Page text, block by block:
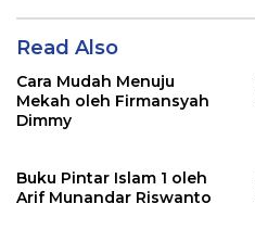
Read Also
Cara Mudah Menuju
Mekah oleh Firmansyah
Dimmy
Buku Pintar Islam 1 oleh
Arif Munandar Riswanto